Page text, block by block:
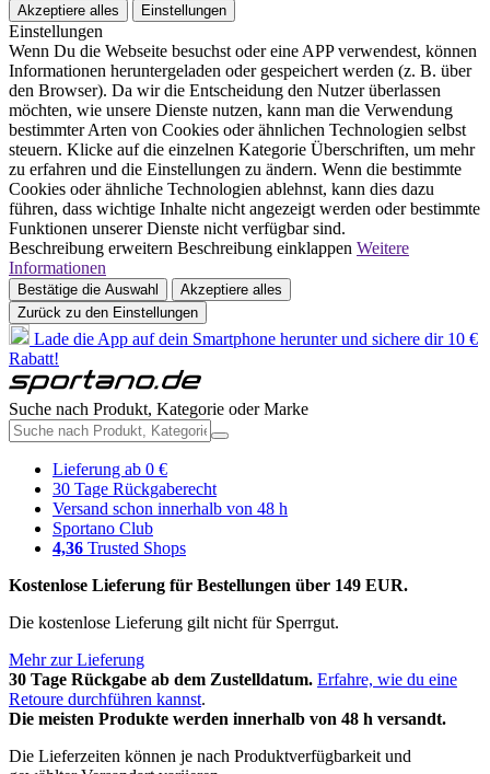
Akzeptiere alles Einstellungen
Einstellungen
Wenn Du die Webseite besuchst oder eine APP verwendest, können
Informationen heruntergeladen oder gespeichert werden (z. B. über
den Browser). Da wir die Entscheidung den Nutzer überlassen
möchten, wie unsere Dienste nutzen, kann man die Verwendung
bestimmter Arten von Cookies oder ähnlichen Technologien selbst
steuern. Klicke auf die einzelnen Kategorie Überschriften, um mehr
zu erfahren und die Einstellungen zu ändern. Wenn die bestimmte
Cookies oder ähnliche Technologien ablehnst, kann dies dazu
führen, dass wichtige Inhalte nicht angezeigt werden oder bestimmte
Funktionen unserer Dienste nicht verfügbar sind.
Beschreibung erweitern Beschreibung einklappen Weitere
Informationen
Bestätige die Auswahl
Akzeptiere alles
Zurück zu den Einstellungen
Lade die App auf dein Smartphone herunter und sichere dir 10 €
Rabatt!
Suche nach Produkt, Kategorie oder Marke
Lieferung ab 0 €
30 Tage Rückgaberecht
Versand schon innerhalb von 48 h
Sportano Club
4,36 Trusted Shops
Kostenlose Lieferung für Bestellungen über 149 EUR.
Die kostenlose Lieferung gilt nicht für Sperrgut.
Mehr zur Lieferung
30 Tage Rückgabe ab dem Zustelldatum. Erfahre, wie du eine
Retoure durchführen kannst.
Die meisten Produkte werden innerhalb von 48 h versandt.
Die Lieferzeiten können je nach Produktverfügbarkeit und